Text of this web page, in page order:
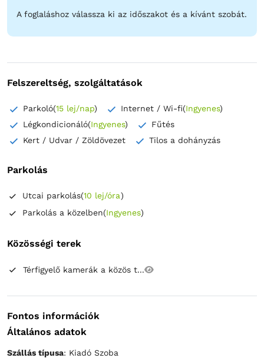
melegséggel teli helyen – Apartament Buon Gusto Sibiu!
A foglaláshoz válassza ki az időszakot és a kívánt szobát.
Felszereltség, szolgáltatások
Parkoló(15 lej/nap) Internet / Wi-fi(Ingyenes)
Légkondicionáló(Ingyenes)
Fűtés
Kert / Udvar / Zöldövezet
Tilos a dohányzás
Parkolás
Utcai parkolás(10 lej/óra)
Parkolás a közelben(Ingyenes)
Közösségi terek
Térfigyelő kamerák a közös t...
Fontos információk
Általános adatok
Szállás típusa: Kiadó Szoba